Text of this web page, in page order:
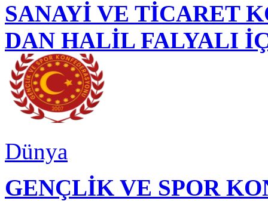
SANAYİ VE TİCARET
DAN HALİL FALYALI
Dünya
GENÇLİK VE SPOR